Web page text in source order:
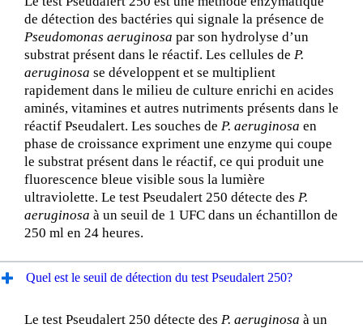
de détection des bactéries qui signale la présence de
Pseudomonas aeruginosa par son hydrolyse d’un
substrat présent dans le réactif. Les cellules de P.
aeruginosa se développent et se multiplient
rapidement dans le milieu de culture enrichi en acides
aminés, vitamines et autres nutriments présents dans le
réactif Pseudalert. Les souches de P. aeruginosa en
phase de croissance expriment une enzyme qui coupe
le substrat présent dans le réactif, ce qui produit une
fluorescence bleue visible sous la lumière
ultraviolette. Le test Pseudalert 250 détecte des P.
aeruginosa à un seuil de 1 UFC dans un échantillon de
250 ml en 24 heures.
Quel est le seuil de détection du test Pseudalert 250?
Le test Pseudalert 250 détecte des P. aeruginosa à un